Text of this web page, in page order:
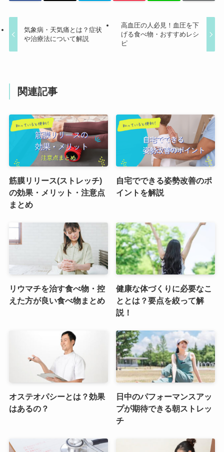
気象病・天気痛とは？症状
や治療法について解説
高血圧の人必見！血圧を下
げる食べ物・おすすめレシ
ピ
関連記事
筋膜リリース(ストレッチ)
の効果・メリット・注意点
まとめ
自宅でできる姿勢改善のポ
イントを解説
リウマチを治す食べ物・控
えた方が良い食べ物まとめ
健康な体づくりに必要なこ
ととは？要点を絞って解
説！
オステオパシーとは？効果
はあるの？
日中のパフォーマンスアッ
プが期待できる朝ストレッ
チ